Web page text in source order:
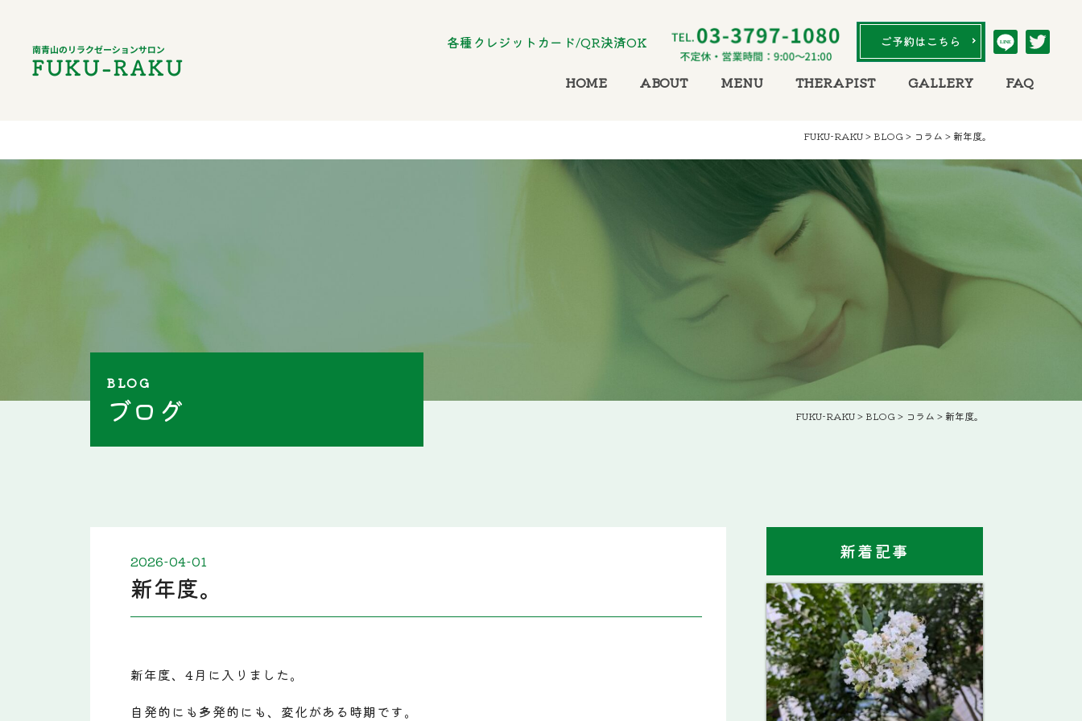
各種クレジットカード/QR決済OK LINE
HOME ABOUT MENU THERAPIST GALLERY FAQ
FUKU-RAKU> BLOG> コラム > 新年度。
BLOG
ブログ FUKU-RAKU> BLOG> コラム > 新年度。
2026-04-01
新年度。
新年度、4月に入りました。
自発的にも多発的にも、変化がある時期です。
新着記事